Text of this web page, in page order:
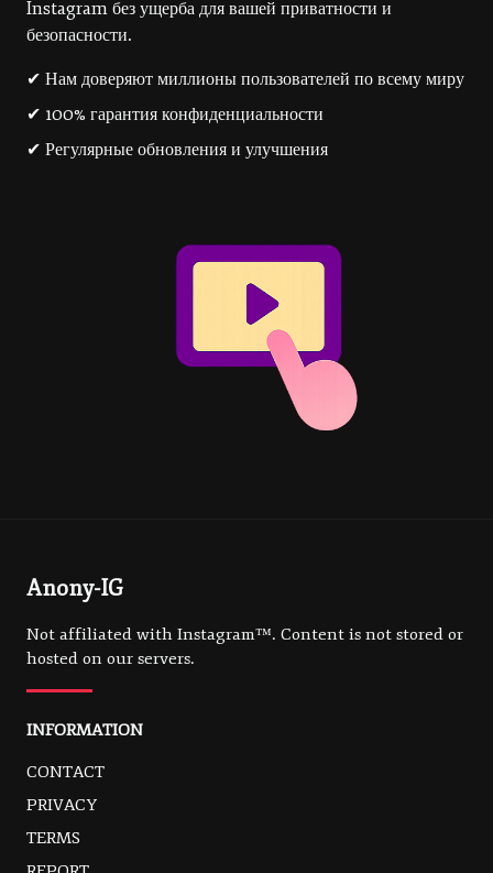
Instagram без ущерба для вашей приватности и
безопасности.
✔ Нам доверяют миллионы пользователей по всему миру
✔ 100% гарантия конфиденциальности
✔ Регулярные обновления и улучшения
Anony-IG
Not affiliated with Instagram™. Content is not stored or
hosted on our servers.
INFORMATION
CONTACT
PRIVACY
TERMS